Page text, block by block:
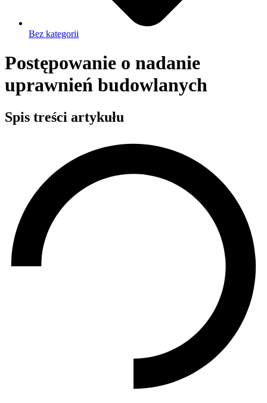
Bez kategorii
Postępowanie o nadanie
uprawnień budowlanych
Spis treści artykułu